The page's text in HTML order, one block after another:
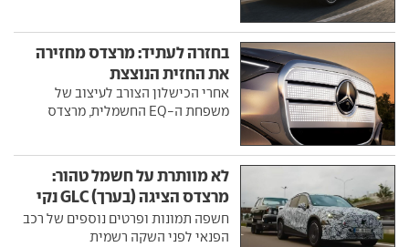
בחזרה לעתיד: מרצדס מחזירה
את החזית הנוצצת
אחרי הכישלון הצורב לעיצוב של
משפחת ה-EQ החשמלית, מרצדס
לא מוותרת על חשמל טהור:
מרצדס הציגה (בערך) GLC נקי
מזיהום
חשפה תמונות ופרטים נוספים של רכב
הפנאי לפני השקה רשמית